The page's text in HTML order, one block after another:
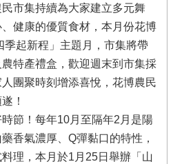
市集持續為大家建立多元舞
健康的優質食材，本月份花博
季起新程」主題月，市集將帶
特產禮盒，歡迎週末到市集採
團聚時刻增添喜悅，花博農民
！
節！每年10月至隔年2月是陽
香氣濃厚、Q彈黏口的特性，
理，本月於1月25日舉辦「山